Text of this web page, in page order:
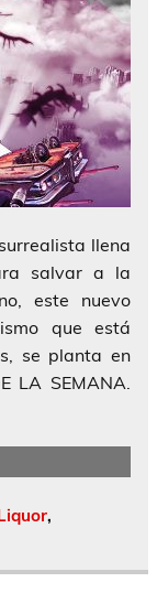
llena
salvar a la
este nuevo
que está
se planta en
LA SEMANA.
,